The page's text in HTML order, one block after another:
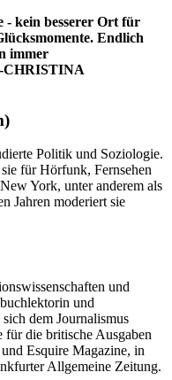
- kein besserer Ort für
Endlich
immer
CHRISTINA
Politik und Soziologie.
für Hörfunk, Fernsehen
York, unter anderem als
Jahren moderiert sie
und
und
dem Journalismus
die britische Ausgaben
Esquire Magazine, in
Allgemeine Zeitung.